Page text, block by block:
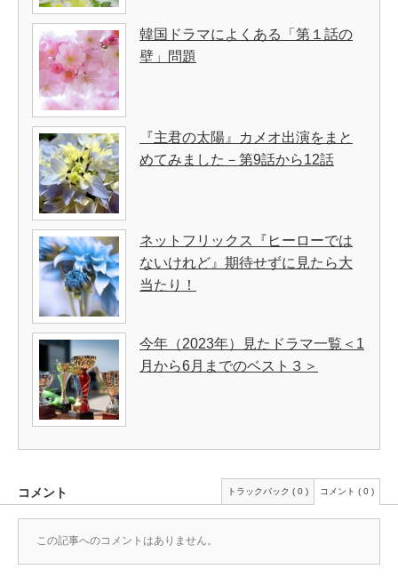
韓国ドラマによくある「第１話の
壁」問題
『主君の太陽』カメオ出演をまと
めてみました－第9話から12話
ネットフリックス『ヒーローでは
ないけれど』期待せずに見たら大
当たり！
今年（2023年）見たドラマ一覧＜1
月から6月までのベスト３＞
コメント トラックバック ( 0 ) コメント ( 0 )
この記事へのコメントはありません。